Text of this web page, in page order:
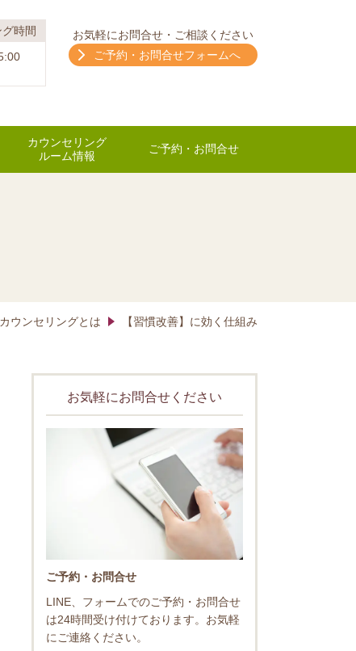
時間
お気軽にお問合せ・ご相談ください
ご予約・お問合せフォームへ
カウンセリング
ルーム情報
ご予約・お問合せ
ウンセリングとは 【習慣改善】に効く仕組み
お気軽にお問合せください
ご予約・お問合せ
LINE、フォームでのご予約・お問合せ
は24時間受け付けております。お気軽
にご連絡ください。